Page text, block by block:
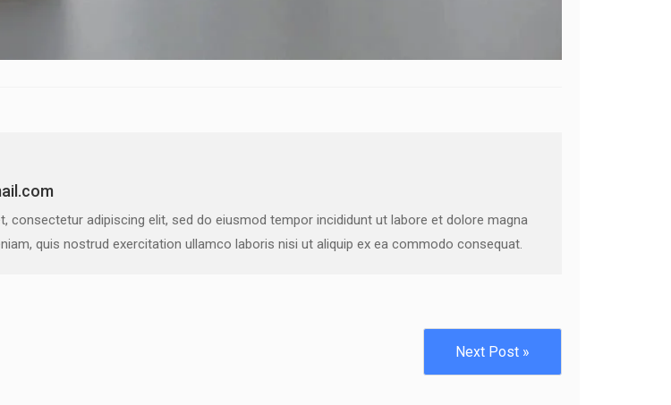
consectetur adipiscing elit, sed do eiusmod tempor incididunt ut labore et dolore magna
quis nostrud exercitation ullamco laboris nisi ut aliquip ex ea commodo consequat.
Next Post »